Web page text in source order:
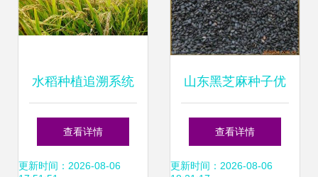
水稻种植追溯系统
与种子追溯系统的
功能解析
查看详情
更新时间：2026-08-06
山东黑芝麻种子优
质供应 种植要点与
厂家推荐
查看详情
更新时间：2026-08-06